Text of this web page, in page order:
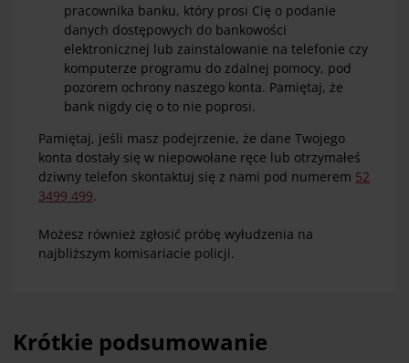
pracownika banku, który prosi Cię o podanie
danych dostępowych do bankowości
elektronicznej lub zainstalowanie na telefonie czy
komputerze programu do zdalnej pomocy, pod
pozorem ochrony naszego konta. Pamiętaj, że
bank nigdy cię o to nie poprosi.
Pamiętaj, jeśli masz podejrzenie, że dane Twojego
konta dostały się w niepowołane ręce lub otrzymałeś
dziwny telefon skontaktuj się z nami pod numerem 52
3499 499.
Możesz również zgłosić próbę wyłudzenia na
najbliższym komisariacie policji.
Krótkie podsumowanie